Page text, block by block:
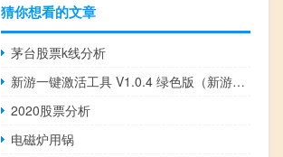
猜你想看的文章
茅台股票k线分析
新游一键激活工具 V1.0.4 绿色版（新游一键激活工具 V1.0.4 绿色版功能简介）
2020股票分析
电磁炉用锅